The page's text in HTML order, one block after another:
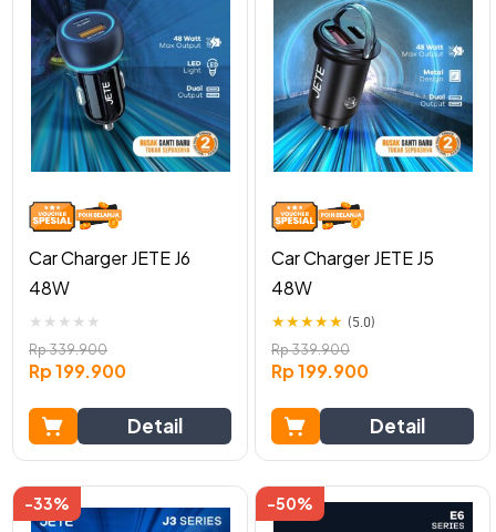
Car Charger JETE J6
48W
★ ★ ★ ★ ★
Rp339.900
Rp199.900
Detail
Car Charger JETE J5
48W
★★★★★ (5.0)
Rp339.900
Rp199.900
Detail
-33% -50%